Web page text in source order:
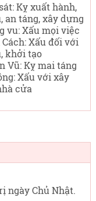
Kỵ xuất hành,
an táng, xây dựng
vu: Xấu mọi việc
Xấu đối với
khởi tạo
Vũ: Kỵ mai táng
Xấu với xây
cửa
ngày Chủ Nhật.